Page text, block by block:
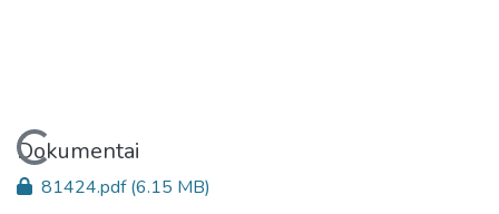
Įkeliama...
Dokumentai
81424.pdf(6.15 MB)